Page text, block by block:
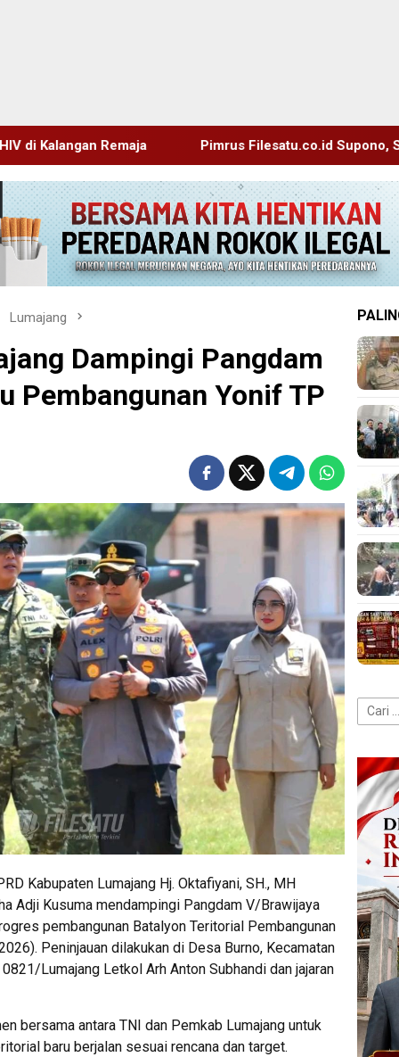
Pimrus Filesatu.co.id Supono, S.H. Menuju Tanah Suci,
Lumajang
Dampingi Pangdam
Pembangunan Yonif TP
Kabupaten Lumajang Hj. Oktafiyani, SH., MH
Adji Kusuma mendampingi Pangdam V/Brawijaya
pembangunan Batalyon Teritorial Pembangunan
Peninjauan dilakukan di Desa Burno, Kecamatan
Lumajang Letkol Arh Anton Subhandi dan jajaran
bersama antara TNI dan Pemkab Lumajang untuk
baru berjalan sesuai rencana dan target.
Cari
untuk: